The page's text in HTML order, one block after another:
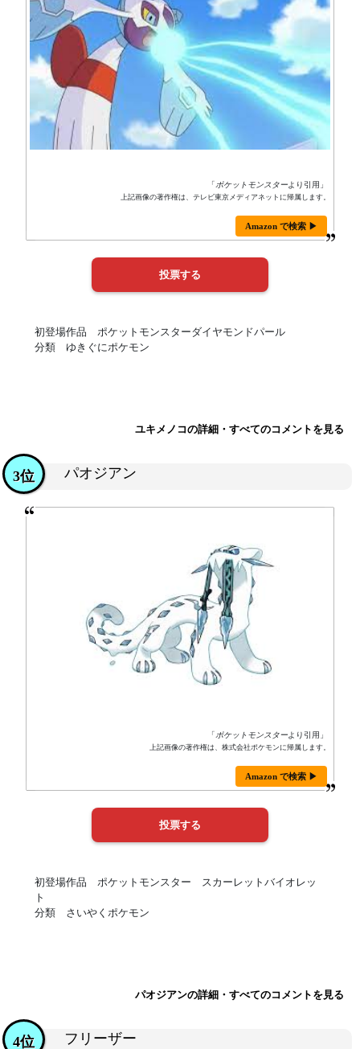
「ポケットモンスターより引用」
上記画像の著作権は、テレビ東京メディアネットに帰属します。
Amazon で検索 ▶
初登場作品 ポケットモンスターダイヤモンドパール
分類 ゆきぐにポケモン
ユキメノコの詳細・すべてのコメントを見る
パオジアン
3位
「ポケットモンスターより引用」
上記画像の著作権は、株式会社ポケモンに帰属します。
Amazon で検索 ▶
初登場作品 ポケットモンスター スカーレットバイオレッ
ト
分類 さいやくポケモン
パオジアンの詳細・すべてのコメントを見る
フリーザー
4位